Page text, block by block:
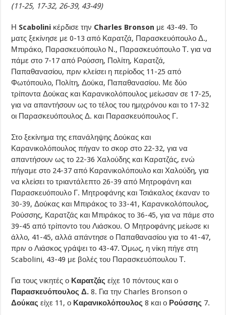
(11-25, 17-32, 26-39, 43-49)
Η Scabolini κέρδισε την Charles Bronson με 43-49. Το
ματς ξεκίνησε με 0-13 από Καρατζά, Παρασκευόπουλο Δ.,
Μπιράκο, Παρασκευόπουλο Ν., Παρασκευόπουλο Τ. για να
πάμε στο 7-17 από Ρούσση, Πολίτη, Καρατζά,
Παπαθανασίου, πριν κλείσει η περίοδος 11-25 από
Φωτόπουλο, Πολίτη, Δούκα, Παπαθανασίου. Με δύο
τρίποντα Δούκας και Καρανικολόπουλος μείωσαν σε 17-25,
για να απαντήσουν ως το τέλος του ημιχρόνου και το 17-32
οι Παρασκευόπουλος Δ. και Παρασκευόπουλος Γ.
Στο ξεκίνημα της επανάληψης Δούκας και
Καρανικολόπουλος πήγαν το σκορ στο 22-32, για να
απαντήσουν ως το 22-36 Χαλούδης και Καρατζάς, ενώ
πήγαμε στο 24-37 από Καρανικολόπουλο και Χαλούδη, για
να κλείσει το τριαντάλεπτο 26-39 από Μητροφάνη και
Παρασκευόπουλο Γ. Μητροφάνης και Τσιάκαλος έκαναν το
30-39, Δούκας και Μπιράκος το 33-41, Καρανικολόπουλος,
Ρούσσης, Καρατζάς και Μπιράκος το 36-45, για να πάμε στο
39-45 από τρίποντο του Λιάσκου. Ο Μητροφάνης μείωσε κι
άλλο, 41-45, αλλά απάντησε ο Παπαθανασίου για το 41-47,
πριν ο Λιάσκος γράψει το 43-47. Όμως, η νίκη πήγε στη
Scabolini, 43-49 με βολές του Παρασκευόπουλου Τ.
Για τους νικητές ο Καρατζάςείχε 10 πόντους και ο
Παρασκευόπουλος Δ. 8. Για την Charles Bronson ο
Δούκαςείχε 11, ο Καρανικολόπουλος8 και ο Ρούσσης 7.